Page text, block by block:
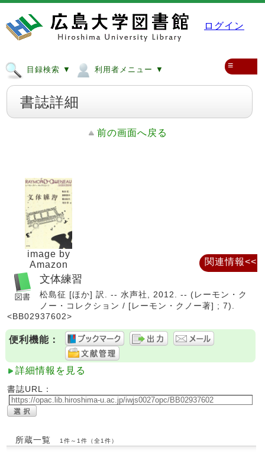
ログイン
目録検索 ▼ 利用者メニュー ▼ ≡
書誌詳細
前の画面へ戻る
image by
Amazon
文体練習
松島征 [ほか] 訳. -- 水声社, 2012. -- (レーモン・ク
ノー・コレクション / [レーモン・クノー著] ; 7).
<BB02937602>
便利機能：
詳細情報を見る
書誌URL：
所蔵一覧 1件～1件（全1件）
関連情報<<